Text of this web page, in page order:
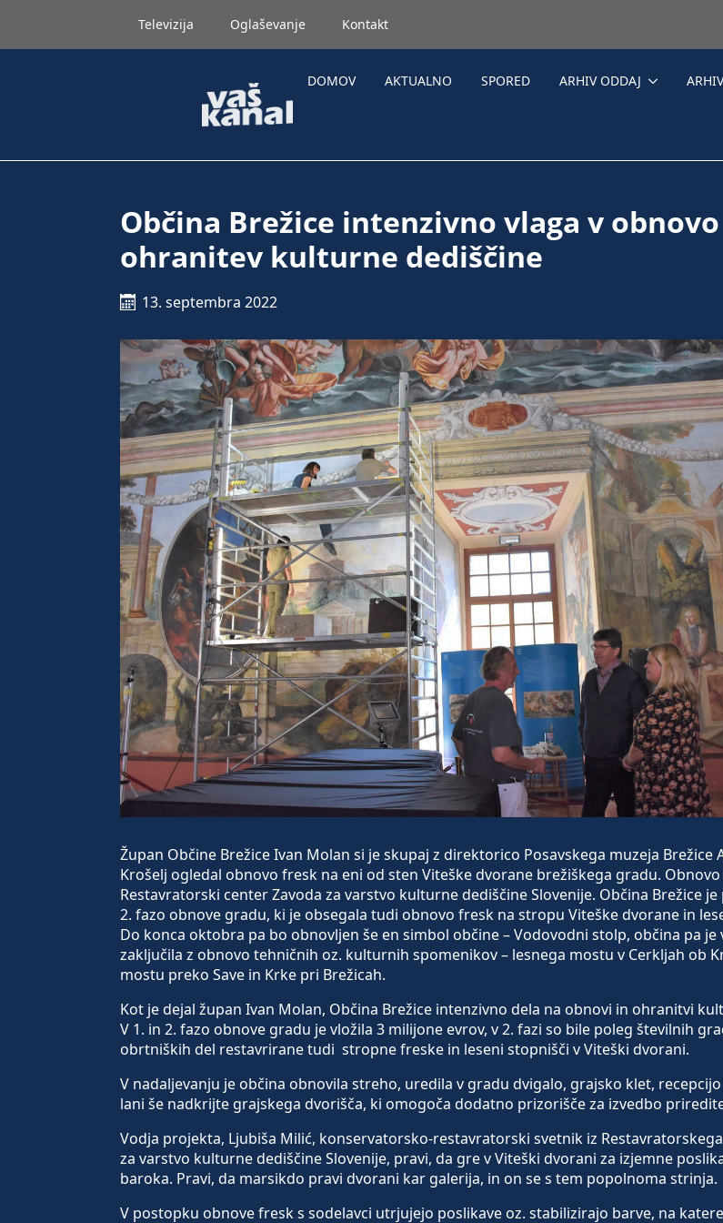
Televizija Oglaševanje Kontakt
DOMOV AKTUALNO SPORED ARHIV ODDAJ
Občina Brežice intenzivno vlaga v
ohranitev kulturne dediščine
13. septembra 2022
Župan Občine Brežice Ivan Molan si je skupaj z direktorico Posavskega muzeja Brežice
Krošelj ogledal obnovo fresk na eni od sten Viteške dvorane brežiškega gradu. Obnovo
Restavratorski center Zavoda za varstvo kulturne dediščine Slovenije. Občina Brežice
2. fazo obnove gradu, ki je obsegala tudi obnovo fresk na stropu Viteške dvorane in
Do konca oktobra pa bo obnovljen še en simbol občine – Vodovodni stolp, občina pa
zaključila z obnovo tehničnih oz. kulturnih spomenikov – lesnega mostu v Cerkljah ob
mostu preko Save in Krke pri Brežicah.
Kot je dejal župan Ivan Molan, Občina Brežice intenzivno dela na obnovi in ohranitvi
V 1. in 2. fazo obnove gradu je vložila 3 milijone evrov, v 2. fazi so bile poleg številnih
obrtniških del restavrirane tudi stropne freske in leseni stopnišči v Viteški dvorani.
V nadaljevanju je občina obnovila streho, uredila v gradu dvigalo, grajsko klet,
lani še nadkrijte grajskega dvorišča, ki omogoča dodatno prizorišče za izvedbo
Vodja projekta, Ljubiša Milić, konservatorsko-restavratorski svetnik iz
za varstvo kulturne dediščine Slovenije, pravi, da gre v Viteški dvorani za izjemne
baroka. Pravi, da marsikdo pravi dvorani kar galerija, in on se s tem popolnoma strinja.
V postopku obnove fresk s sodelavci utrjujejo poslikave oz. stabilizirajo barve, na